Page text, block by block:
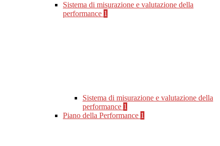
Sistema di misurazione e valutazione della
performance 1
Sistema di misurazione e valutazione della
performance 1
Piano della Performance 1